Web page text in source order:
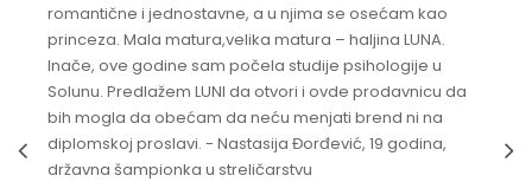
romantične i jednostavne, a u njima se osećam kao
princeza. Mala matura,velika matura – haljina LUNA.
Inače, ove godine sam počela studije psihologije u
Solunu. Predlažem LUNI da otvori i ovde prodavnicu da
bih mogla da obećam da neću menjati brend ni na
diplomskoj proslavi. - Nastasija Đorđević, 19 godina,
državna šampionka u streličarstvu